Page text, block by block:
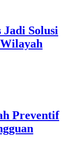
Solusi
Preventif